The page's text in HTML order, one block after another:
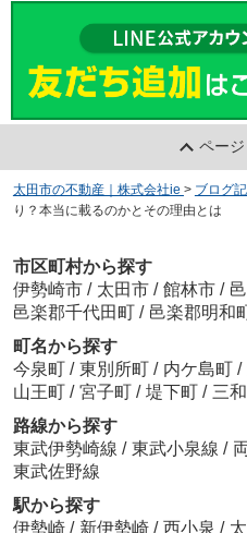
ペー
太田市の不動産｜株式会社ie > ブログ
り？本当に載るのかとその理由とは
市区町村から探す
伊勢崎市 / 太田市 / 館林市 /
邑楽郡千代田町 / 邑楽郡明和
町名から探す
今泉町 / 東別所町 / 内ケ島町 /
山王町 / 宮子町 / 堤下町 / 三
路線から探す
東武伊勢崎線 / 東武小泉線 /
東武佐野線
駅から探す
伊勢崎 / 新伊勢崎 / 西小泉 /